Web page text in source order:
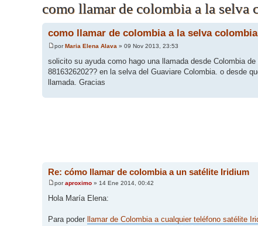
como llamar de colombia a la selva
como llamar de colombia a la selva
porMaria Elena Alava » 09 Nov 2013, 23:53
solicito su ayuda como hago una llamada desde Colombia
8816326202?? en la selva del Guaviare Colombia. o desde
llamada. Gracias
Re: cómo llamar de colombia a un satélite Iridium
poraproximo» 14 Ene 2014, 00:42
Hola María Elena:
Para poder llamar de Colombia a cualquier teléfono satélite